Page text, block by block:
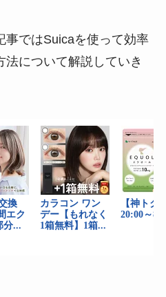
事ではSuicaを使って効率
について解説していき